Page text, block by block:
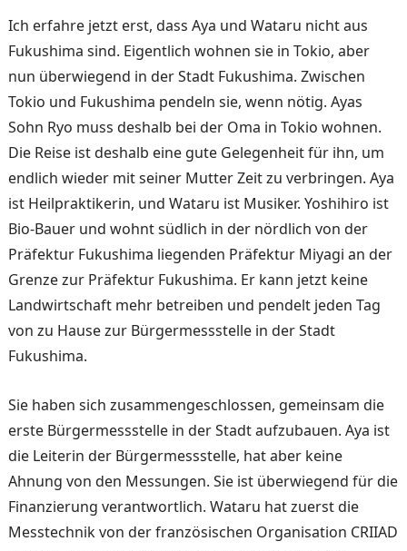
Ich erfahre jetzt erst, dass Aya und Wataru nicht aus
Fukushima sind. Eigentlich wohnen sie in Tokio, aber
nun überwiegend in der Stadt Fukushima. Zwischen
Tokio und Fukushima pendeln sie, wenn nötig. Ayas
Sohn Ryo muss deshalb bei der Oma in Tokio wohnen.
Die Reise ist deshalb eine gute Gelegenheit für ihn, um
endlich wieder mit seiner Mutter Zeit zu verbringen. Aya
ist Heilpraktikerin, und Wataru ist Musiker. Yoshihiro ist
Bio-Bauer und wohnt südlich in der nördlich von der
Präfektur Fukushima liegenden Präfektur Miyagi an der
Grenze zur Präfektur Fukushima. Er kann jetzt keine
Landwirtschaft mehr betreiben und pendelt jeden Tag
von zu Hause zur Bürgermessstelle in der Stadt
Fukushima.
Sie haben sich zusammengeschlossen, gemeinsam die
erste Bürgermessstelle in der Stadt aufzubauen. Aya ist
die Leiterin der Bürgermessstelle, hat aber keine
Ahnung von den Messungen. Sie ist überwiegend für die
Finanzierung verantwortlich. Wataru hat zuerst die
Messtechnik von der französischen Organisation CRIIAD